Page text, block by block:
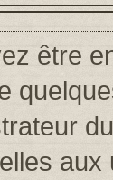
être